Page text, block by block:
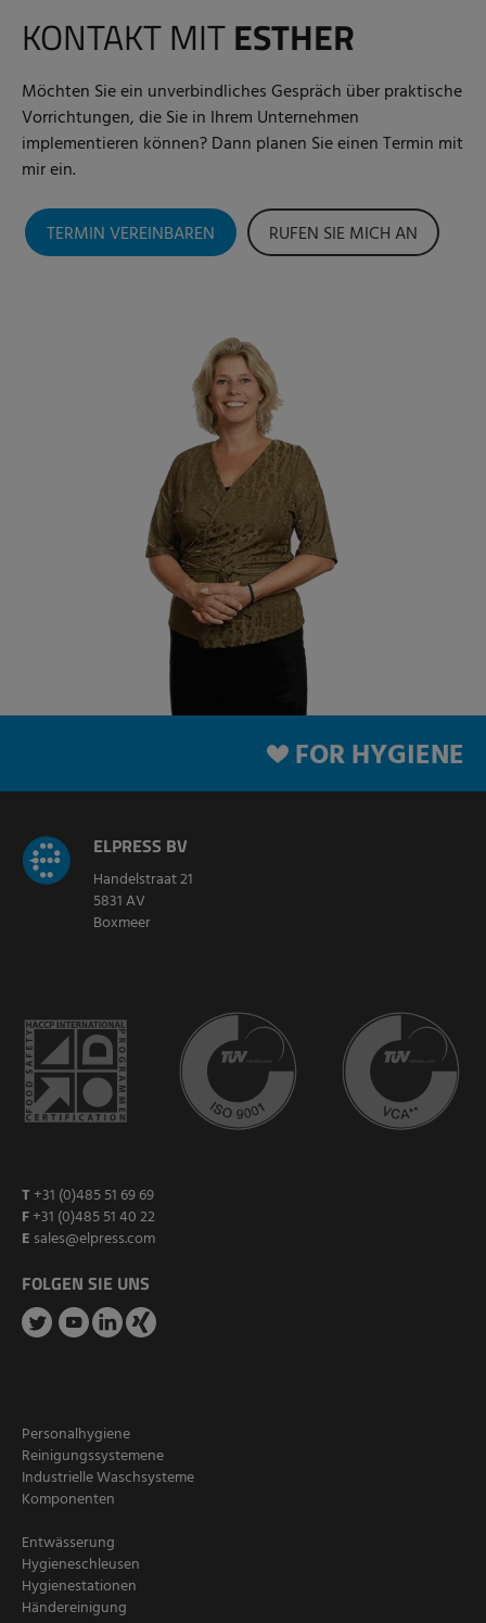
KONTAKT MITESTHER
Möchten Sie ein unverbindliches Gespräch über praktische
Vorrichtungen, die Sie in Ihrem Unternehmen
implementieren können? Dann planen Sie einen Termin mit
mir ein.
TERMIN VEREINBAREN RUFEN SIE MICH AN
FOR HYGIENE
ELPRESS BV
Handelstraat 21
5831 AV
Boxmeer
T +31 (0)485 51 69 69
F+31 (0)485 51 40 22
E sales@elpress.com
FOLGEN SIE UNS
Personalhygiene
Reinigungssystemene
Industrielle Waschsysteme
Komponenten
Entwässerung
Hygieneschleusen
Hygienestationen
Händereinigung